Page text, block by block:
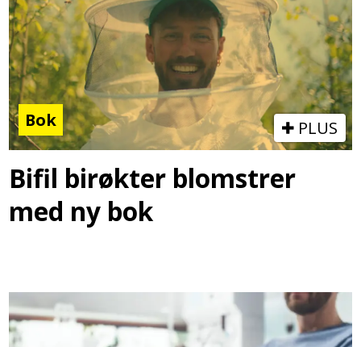
Bok PLUS
Bifil birøkter blomstrer
med ny bok